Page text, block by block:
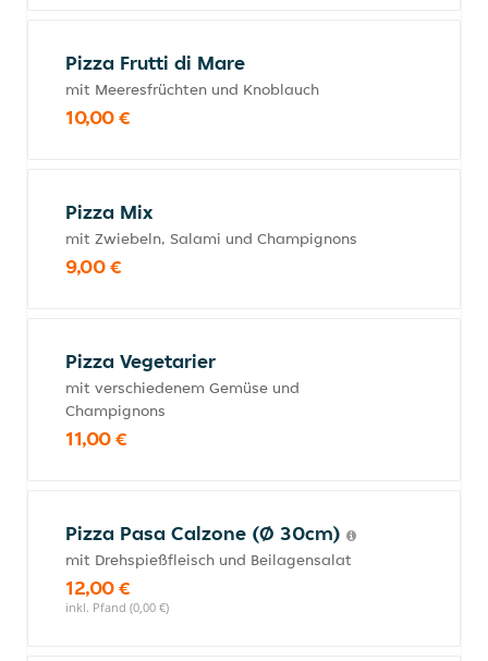
Pizza Frutti di Mare
mit Meeresfrüchten und Knoblauch
10,00 €
Pizza Mix
mit Zwiebeln, Salami und Champignons
9,00 €
Pizza Vegetarier
mit verschiedenem Gemüse und
Champignons
11,00 €
Pizza Pasa Calzone (Ø 30cm)
mit Drehspießfleisch und Beilagensalat
12,00 €
inkl. Pfand (0,00 €)